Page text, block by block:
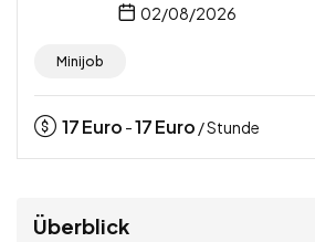
02/08/2026
Minijob
17Euro -17Euro / Stunde
Überblick